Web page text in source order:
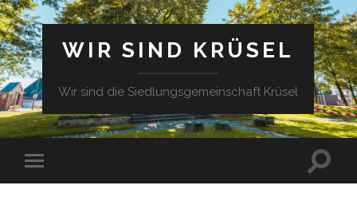
WIR SIND KRÜSEL
Wir sind die Siedlungsgemeinschaft Krüsel